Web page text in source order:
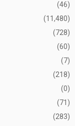
(46)
(11,480)
(728)
(60)
(7)
(218)
(0)
(71)
(283)